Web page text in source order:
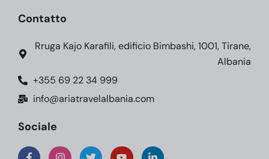
Contatto
Rruga Kajo Karafili, edificio Bimbashi, 1001, Tirane,
Albania
+355 69 22 34 999
info@ariatravelalbania.com
Sociale